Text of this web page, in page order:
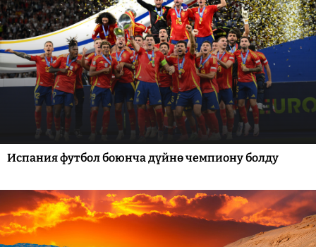
Испания футбол боюнча дүйнө чемпиону болду